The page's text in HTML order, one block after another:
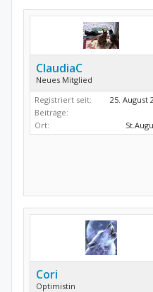
ClaudiaC
Neues Mitglied
Registriert seit:
25. August
Beiträge:
Ort:
Cori
Optimistin